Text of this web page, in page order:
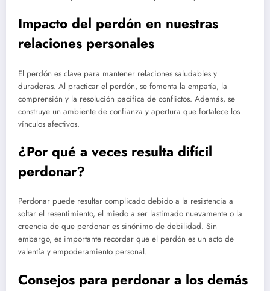
Impacto del perdón en nuestras
relaciones personales
El perdón es clave para mantener relaciones saludables y
duraderas. Al practicar el perdón, se fomenta la empatía, la
comprensión y la resolución pacífica de conflictos. Además, se
construye un ambiente de confianza y apertura que fortalece los
vínculos afectivos.
¿Por qué a veces resulta difícil
perdonar?
Perdonar puede resultar complicado debido a la resistencia a
soltar el resentimiento, el miedo a ser lastimado nuevamente o la
creencia de que perdonar es sinónimo de debilidad. Sin
embargo, es importante recordar que el perdón es un acto de
valentía y empoderamiento personal.
Consejos para perdonar a los demás